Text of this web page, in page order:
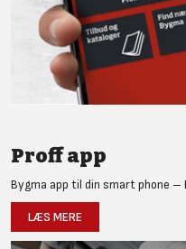
Proff app
Bygma app til din smart phone –
LÆS MERE